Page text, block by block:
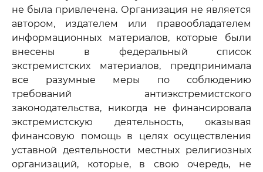
не была привлечена. Организация не является
автором, издателем или правообладателем
информационных материалов, которые были
внесены в федеральный список
экстремистских материалов, предпринимала
все разумные меры по соблюдению
требований антиэкстремистского
законодательства, никогда не финансировала
экстремистскую деятельность, оказывая
финансовую помощь в целях осуществления
уставной деятельности местных религиозных
организаций, которые, в свою очередь, не